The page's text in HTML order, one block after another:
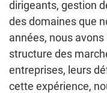
dirigeants, gestion
des domaines que
années, nous
structure des
entreprises, leurs
cette expérience,